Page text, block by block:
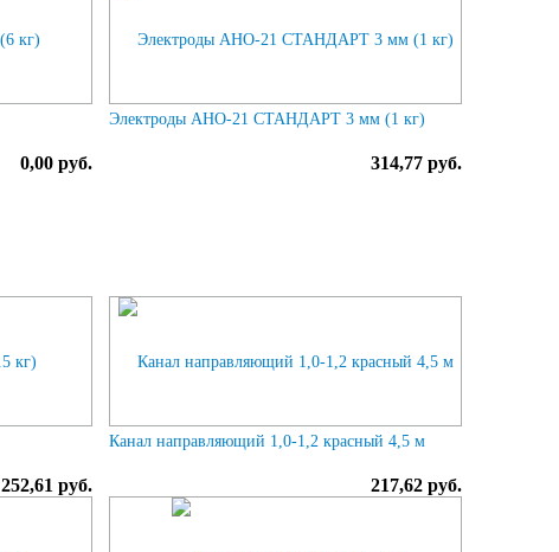
0,00 руб.
Электроды АНО-21 СТАНДАРТ 3 мм (1 кг)
314,77 руб.
252,61 руб.
Канал направляющий 1,0-1,2 красный 4,5 м
217,62 руб.